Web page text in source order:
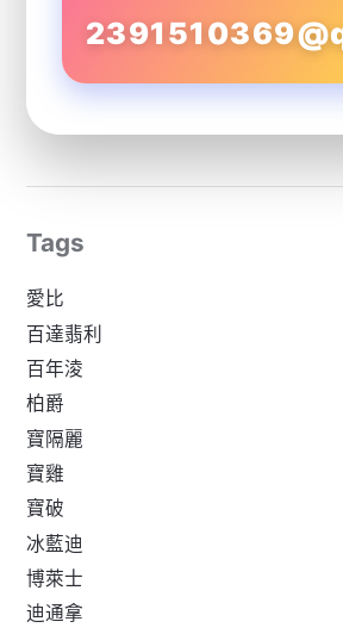
Tags
愛比
百達翡利
百年淩
柏爵
寶隔麗
寶雞
寶破
冰藍迪
博萊士
迪通拿